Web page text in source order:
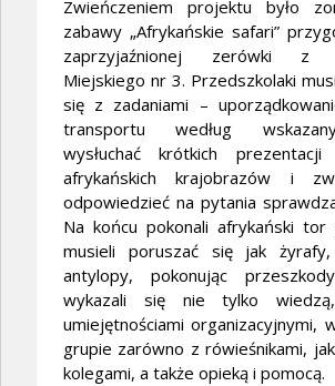
Zwieńczeniem projektu było
zabawy „Afrykańskie safari”
zaprzyjaźnionej zerówki z
Miejskiego nr 3. Przedszkolaki
się z zadaniami –
transportu według
wysłuchać krótkich prezentacji
afrykańskich krajobrazów i
odpowiedzieć na pytania
Na końcu pokonali afrykański tor
musieli poruszać się jak
antylopy, pokonując
wykazali się nie tylko
umiejętnościami organizacyjnymi,
grupie zarówno z rówieśnikami,
kolegami, a także opieką i pomocą.